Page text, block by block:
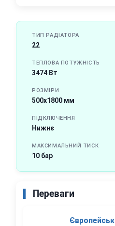
ТИП РАДІАТОРА
22
ТЕПЛОВА ПОТУЖНІСТЬ
3474 Вт
РОЗМІРИ
500х1800 мм
ПІДКЛЮЧЕННЯ
Нижнє
МАКСИМАЛЬНИЙ ТИСК
10 бар
Переваги